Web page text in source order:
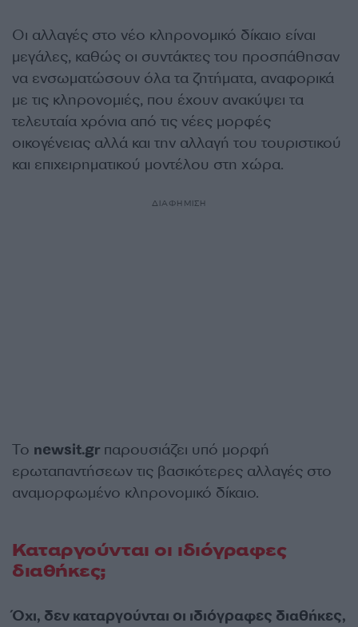
Οι αλλαγές στο νέο κληρονομικό δίκαιο είναι
μεγάλες, καθώς οι συντάκτες του προσπάθησαν
να ενσωματώσουν όλα τα ζητήματα, αναφορικά
με τις κληρονομιές, που έχουν ανακύψει τα
τελευταία χρόνια από τις νέες μορφές
οικογένειας αλλά και την αλλαγή του τουριστικού
και επιχειρηματικού μοντέλου στη χώρα.
ΔΙΑΦΗΜΙΣΗ
Το newsit.gr παρουσιάζει υπό μορφή
ερωταπαντήσεων τις βασικότερες αλλαγές στο
αναμορφωμένο κληρονομικό δίκαιο.
Καταργούνται οι ιδιόγραφες
διαθήκες;
Όχι, δεν καταργούνται οι ιδιόγραφες διαθήκες,